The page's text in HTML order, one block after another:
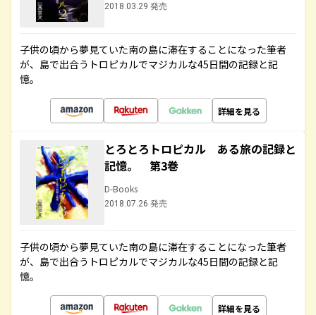
2018.03.29 発売
子供の頃から夢見ていた南の島に滞在することになった筆者
が、島で出合うトロピカルでマジカルな45日間の記録と記
憶。
詳細を見る
とろとろトロピカル ある旅の記録と
記憶。 第3巻
D-Books
2018.07.26 発売
子供の頃から夢見ていた南の島に滞在することになった筆者
が、島で出合うトロピカルでマジカルな45日間の記録と記
憶。
詳細を見る